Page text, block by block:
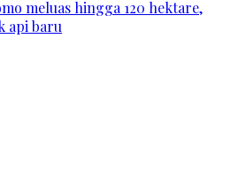
meluas hingga 120 hektare,
api baru